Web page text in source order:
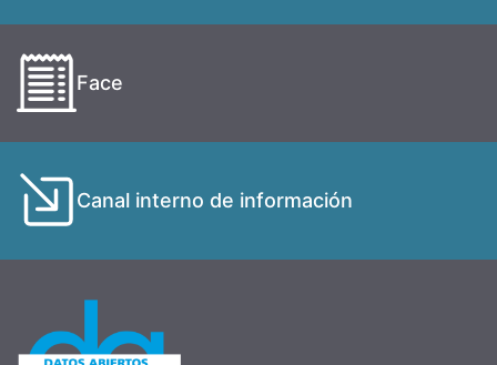
Face
Canal interno de información